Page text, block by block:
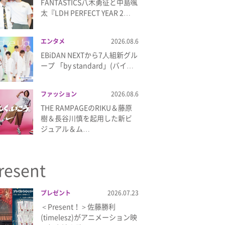
FANTASTICS八木勇征と中島颯
太『LDH PERFECT YEAR 2…
エンタメ 2026.08.6
EBiDAN NEXTから7⼈組新グル
ープ 「by standard」(バイ…
ファッション 2026.08.6
THE RAMPAGEのRIKU＆藤原
樹＆長谷川慎を起用した新ビ
ジュアル＆ム…
プレゼント 2026.07.23
＜Present！＞佐藤勝利
(timelesz)がアニメーション映